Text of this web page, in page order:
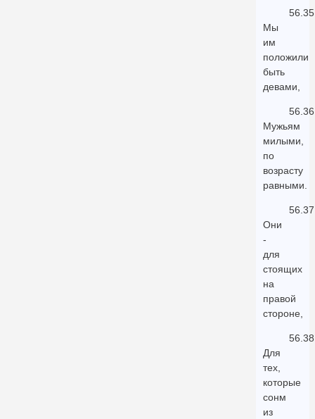
56.35
Мы
им
положили
быть
девами,
56.36
Мужьям
милыми,
по
возрасту
равными.
56.37
Они
-
для
стоящих
на
правой
стороне,
56.38
Для
тех,
которые
сонм
из